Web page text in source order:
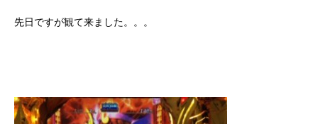
先日ですが観て来ました。。。